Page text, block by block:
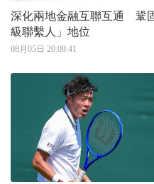
深化兩地金融互聯互通 鞏
級聯繫人」地位
08月05日 20:09:41